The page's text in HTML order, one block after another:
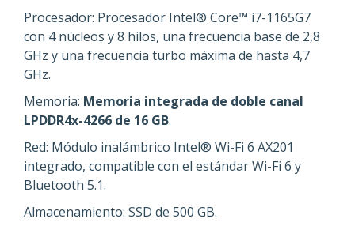
Procesador: Procesador Intel® Core™ i7-1165G7
con 4 núcleos y 8 hilos, una frecuencia base de 2,8
GHz y una frecuencia turbo máxima de hasta 4,7
GHz.
Memoria: Memoria integrada de doble canal
LPDDR4x-4266 de 16 GB.
Red: Módulo inalámbrico Intel® Wi-Fi 6 AX201
integrado, compatible con el estándar Wi-Fi 6 y
Bluetooth 5.1.
Almacenamiento: SSD de 500 GB.